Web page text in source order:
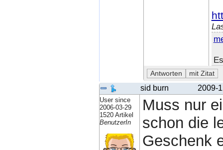
sid burn 2009-
User since
2006-03-29
1520 Artikel
BenutzerIn
Muss nur
schon die
Geschenk